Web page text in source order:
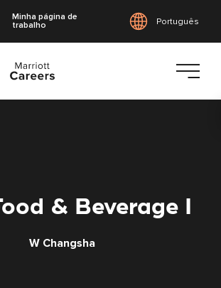
Minha página de
trabalho
Português
& Beverage I
W Changsha